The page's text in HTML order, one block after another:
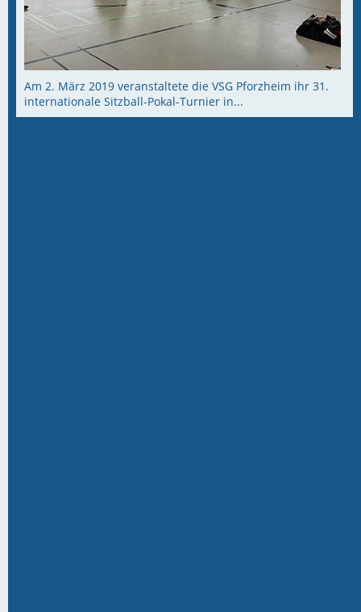
Am 2. März 2019 veranstaltete die VSG Pforzheim ihr 31.
internationale Sitzball-Pokal-Turnier in...